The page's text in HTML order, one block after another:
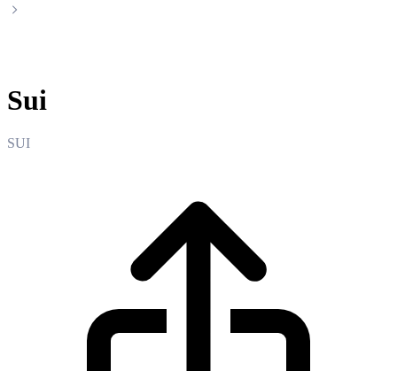
Sui
SUI